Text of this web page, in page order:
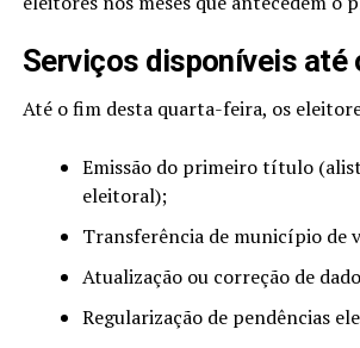
Serviços disponíveis até
Até o fim desta quarta-feira, os
Emissão do primeiro título
eleitoral);
Transferência de município de
Atualização ou correção de
Regularização de pendências